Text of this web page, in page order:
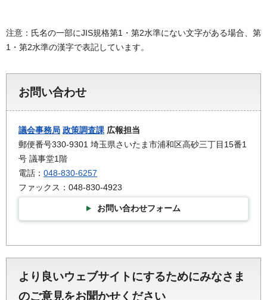
注意：氏名の一部にJIS規格第1・第2水準にない文字がある場合、第
1・第2水準の漢字で表記しています。
お問い合わせ
議会事務局 政策調査課 広報担当
郵便番号330-9301 埼玉県さいたま市浦和区高砂三丁目15番1
号 議事堂1階
電話： 048-830-6257
ファックス：048-830-4923
お問い合わせフォーム
より良いウェブサイトにするためにみなさま
のご意見をお聞かせください